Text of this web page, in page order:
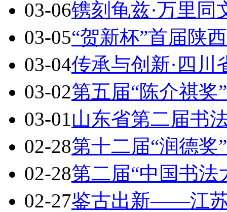
03-06镌刻龟兹·万里
03-05“贺新杯”首届陕
03-04传承与创新·四
03-02第五届“陈介祺
03-01山东省第二届书
02-28第十二届“润德
02-28第二届“中国书
02-27鉴古出新——江